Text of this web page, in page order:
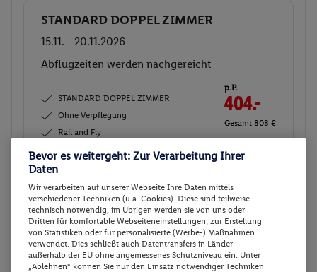
Buchen
STANDARD DOPPEL ZIMMER
15.11. - 20.11.2026
Ab/ bis Düsseldorf (DE) Flugdetails anzeigen
STANDARD DOPPEL ZIMMER
Ohne Verpflegung
Rail and Fly
p.P.
445.-
Gesamt 890 €
Veranstalter:TUI Deutschland GmbH
Veranstalters
Buchen
30 weitere Angebote anzeigen
Bevor es weitergeht: Zur Verarbeitung Ihrer
Daten
Wir verarbeiten auf unserer Webseite Ihre Daten mittels
verschiedener Techniken (u.a. Cookies). Diese sind teilweise
technisch notwendig, im Übrigen werden sie von uns oder
Dritten für komfortable Webseiteneinstellungen, zur Erstellung
von Statistiken oder für personalisierte (Werbe-) Maßnahmen
verwendet. Dies schließt auch Datentransfers in Länder
außerhalb der EU ohne angemessenes Schutzniveau ein. Unter
„Ablehnen“ können Sie nur den Einsatz notwendiger Techniken